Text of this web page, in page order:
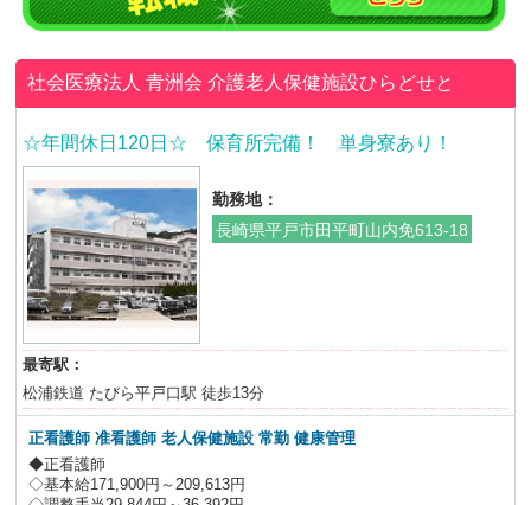
社会医療法人 青洲会介護老人保健施設ひらどせと
☆年間休日120日☆ 保育所完備！ 単身寮あり！
勤務地：
長崎県平戸市田平町山内免613-18
最寄駅：
松浦鉄道 たびら平戸口駅 徒歩13分
正看護師 准看護師 老人保健施設常勤 健康管理
◆正看護師
◇基本給171,900円～209,613円